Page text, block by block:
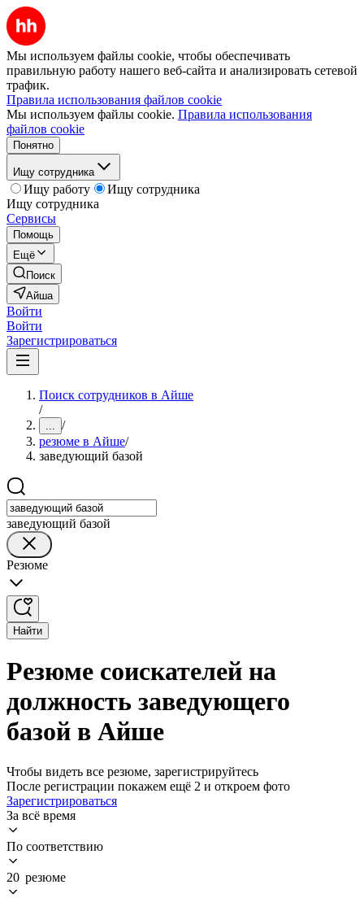
Мы используем файлы cookie, чтобы обеспечивать
правильную работу нашего веб-сайта и анализировать сетевой
трафик.
Правила использования файлов cookie
Мы используем файлы cookie. Правила использования
файлов cookie
Понятно
Ищу сотрудника
Ищу работу
Ищу сотрудника
Ищу сотрудника
Сервисы
Помощь
Ещё
Поиск
Айша
Войти
Войти
Зарегистрироваться
Поиск сотрудников в Айше
/
... /
резюме в Айше/
заведующий базой
заведующий базой
Резюме
Найти
Резюме соискателей на
должность заведующего
базой в Айше
Чтобы видеть все резюме, зарегистрируйтесь
После регистрации покажем ещё 2 и откроем фото
Зарегистрироваться
За всё время
По соответствию
20 резюме